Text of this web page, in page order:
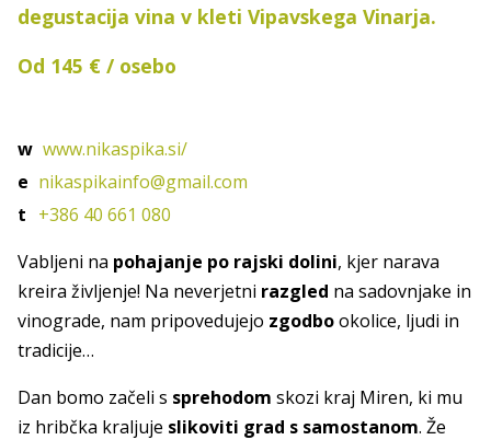
degustacija vina v kleti Vipavskega Vinarja.
Od 145 € / osebo
w www.nikaspika.si/
e nikaspikainfo@gmail.com
t +386 40 661 080
Vabljeni na pohajanje po rajski dolini, kjer narava
kreira življenje! Na neverjetni razgled na sadovnjake in
vinograde, nam pripovedujejo zgodbookolice, ljudi in
tradicije…
Dan bomo začeli s sprehodom skozi kraj Miren, ki mu
iz hribčka kraljuje slikoviti grad s samostanom. Že